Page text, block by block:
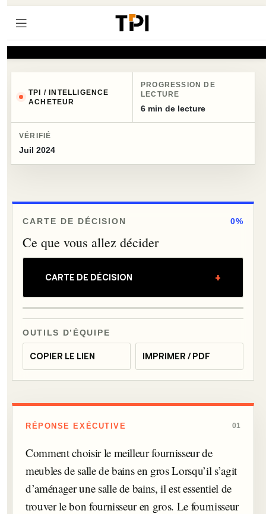
TPI / INTELLIGENCE
ACHETEUR
PROGRESSION DE
LECTURE
6 min de lecture
VÉRIFIÉ
Juil 2024
CARTE DE DÉCISION 0%
Ce que vous allez décider
CARTE DE DÉCISION +
OUTILS D’ÉQUIPE
COPIER LE LIEN IMPRIMER / PDF
RÉPONSE EXÉCUTIVE 01
Comment choisir le meilleur fournisseur de
meubles de salle de bains en gros Lorsqu’il s’agit
d’aménager une salle de bains, il est essentiel de
trouver le bon fournisseur en gros. Le fournisseur